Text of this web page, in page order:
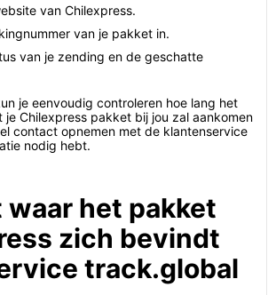
van Chilexpress.
van je pakket in.
van je zending en de geschatte
je eenvoudig controleren hoe lang het
Chilexpress pakket bij jou zal aankomen
contact opnemen met de klantenservice
nodig hebt.
waar het pakket
zich bevindt
track.global